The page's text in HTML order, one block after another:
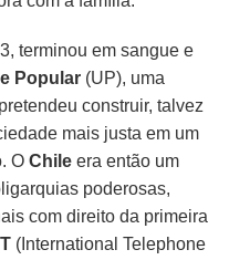
terminou em sangue e
Popular (UP), uma
construir, talvez
mais justa em um
OChile era então um
poderosas,
com direito da primeira
(International Telephone